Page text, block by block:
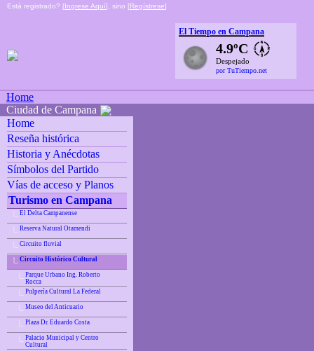
Está registrado? [Ingrese Aquí], sino [Regístrese]
El Tiempo en Campana
4.9ºC
Despejado
por TuTiempo.net
Home
Ciudad de Campana
Home
Reseña histórica
Historia y Anécdotas
Símbolos del Partido
Vías de acceso y Planos
Turismo en Campana
El Delta Campanense
Reserva Natural Otamendi
Circuito fluvial
Circuito Histórico Cultural
Parque Urbano Ing. Roberto
Rocca
Pulpería Cultural La Federal
Museo del Anticuario
Plaza Dr. Eduardo Costa
Palacio Municipal y Centro
Cultural